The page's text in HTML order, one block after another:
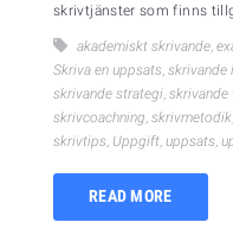
skrivtjänster som finns
akademiskt skrivande
Skriva en uppsats skrivande
skrivande strategi
skrivcoachning skrivmetodik
skrivtips Uppgift uppsats
READ MORE